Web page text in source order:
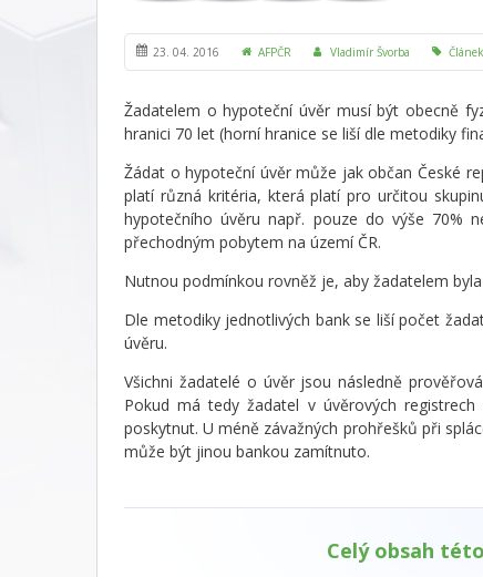
23. 04. 2016 AFPČR Vladimír Švorba Článek
Žadatelem o hypoteční úvěr musí být obecně
hranici 70 let (horní hranice se liší dle metodiky
Žádat o hypoteční úvěr může jak občan České
platí různá kritéria, která platí pro určitou
hypotečního úvěru např. pouze do výše 70%
přechodným pobytem na území ČR.
Nutnou podmínkou rovněž je, aby žadatelem
Dle metodiky jednotlivých bank se liší počet
úvěru.
Všichni žadatelé o úvěr jsou následně
Pokud má tedy žadatel v úvěrových
poskytnut. U méně závažných prohřešků při
může být jinou bankou zamítnuto.
Celý obsah